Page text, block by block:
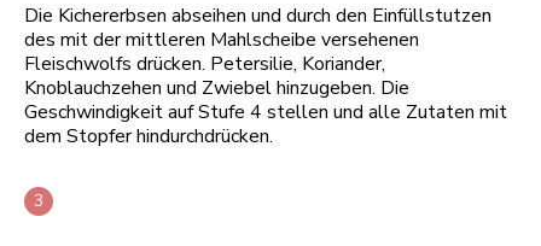
Die Kichererbsen abseihen und durch den Einfüllstutzen
des mit der mittleren Mahlscheibe versehenen
Fleischwolfs drücken. Petersilie, Koriander,
Knoblauchzehen und Zwiebel hinzugeben. Die
Geschwindigkeit auf Stufe 4 stellen und alle Zutaten mit
dem Stopfer hindurchdrücken.